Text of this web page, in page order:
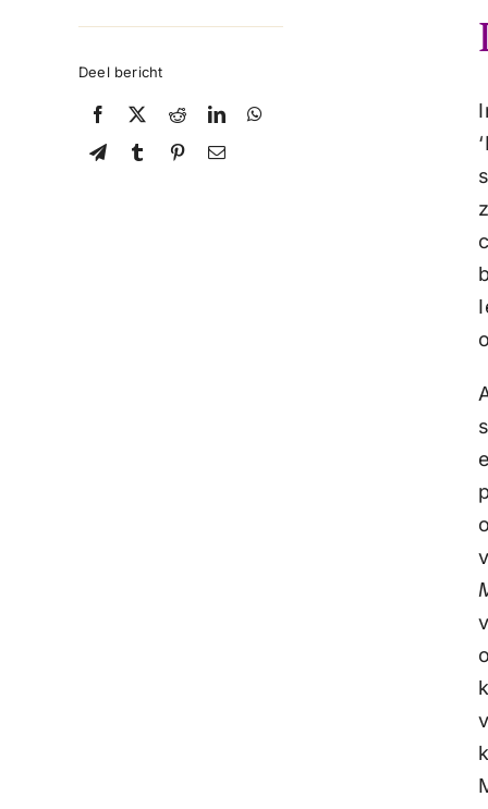
Deel bericht